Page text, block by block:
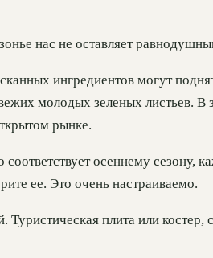
нас не оставляет
ингредиентов могут
молодых зеленых листьев.
рынке.
осеннему
ее. Это очень настраиваемо.
плита или